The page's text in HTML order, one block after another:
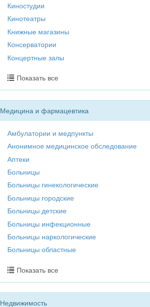
Киностудии
Кинотеатры
Книжные магазины
Консерватории
Концертные залы
Показать все
Медицина и фармацевтика
Амбулатории и медпункты
Анонимное медицинское обследование
Аптеки
Больницы
Больницы гинекологические
Больницы городские
Больницы детские
Больницы инфекционные
Больницы наркологические
Больницы областные
Показать все
Недвижимость